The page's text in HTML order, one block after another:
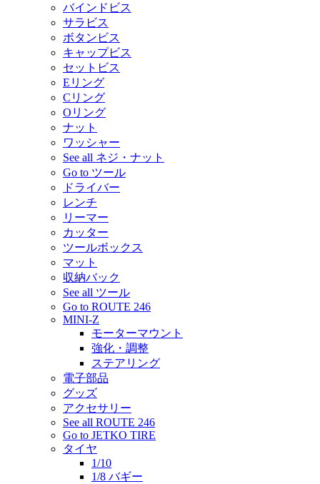
バインドビス
サラビス
ボタンビス
キャップビス
セットビス
Eリング
Cリング
Oリング
ナット
ワッシャー
See all ネジ・ナット
Go to ツール
ドライバー
レンチ
リーマー
カッター
ツールボックス
マット
収納バック
See all ツール
Go to ROUTE 246
MINI-Z
モーターマウント
強化・調整
ステアリング
電子部品
グッズ
アクセサリー
See all ROUTE 246
Go to JETKO TIRE
タイヤ
1/10
1/8 バギー